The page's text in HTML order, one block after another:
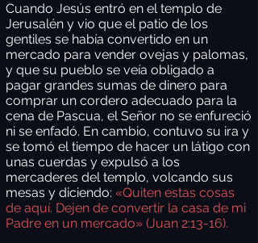
Cuando Jesús entró en el templo de
Jerusalén y vio que el patio de los
gentiles se había convertido en un
mercado para vender ovejas y palomas,
y que su pueblo se veía obligado a
pagar grandes sumas de dinero para
comprar un cordero adecuado para la
cena de Pascua, el Señor no se enfureció
ni se enfadó. En cambio, contuvo su ira y
se tomó el tiempo de hacer un látigo con
unas cuerdas y expulsó a los
mercaderes del templo, volcando sus
mesas y diciendo: «Quiten estas cosas
de aquí. Dejen de convertir la casa de mi
Padre en un mercado» (Juan 2:13-16).